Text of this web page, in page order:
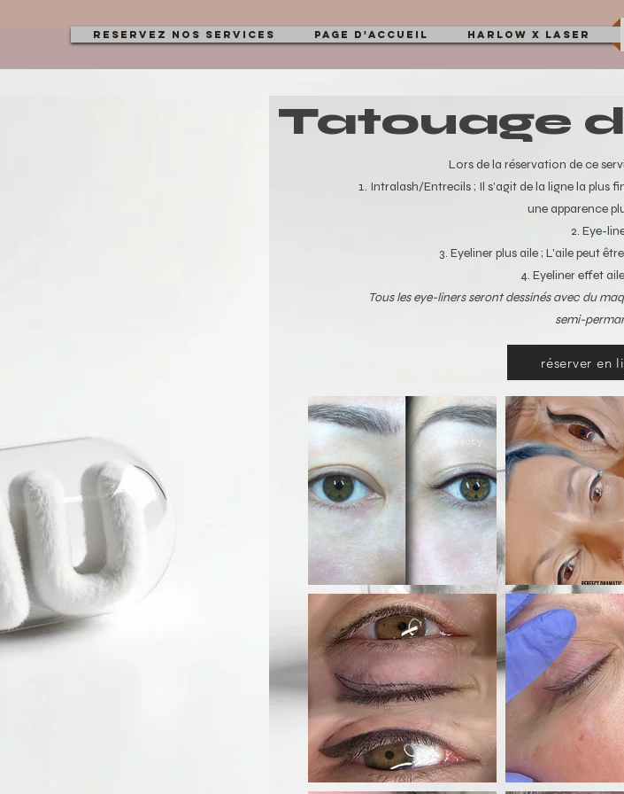
Reservez Nos Services Page d'accueil HARLOW X LASER
Tatouage
Lors de la réservation de ce
Intralash/Entrecils ; Il s'agit de la ligne la plus
une apparence
Eye-
Eyeliner plus aile ; L'aile peut
Eyeliner effet
Tous les eye-liners seront dessinés avec du
semi-
réserver en